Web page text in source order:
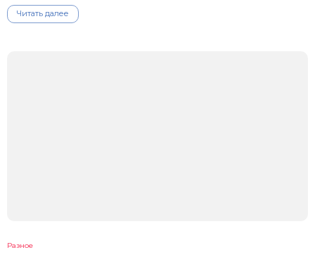
Читать далее
Разное